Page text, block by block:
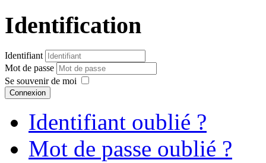
Identification
Identifiant
Mot de passe
Se souvenir de moi
Connexion
Identifiant oublié ?
Mot de passe oublié ?